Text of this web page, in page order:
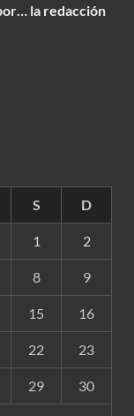
la redacción
S D
1 2
8 9
15 16
22 23
29 30